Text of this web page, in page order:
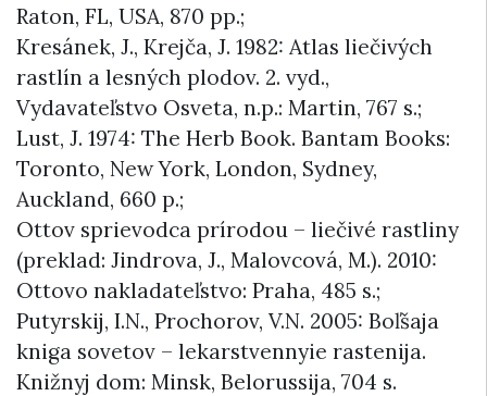
Raton, FL, USA, 870 pp.;
Kresánek, J., Krejča, J. 1982: Atlas liečivých
rastlín a lesných plodov. 2. vyd.,
Vydavateľstvo Osveta, n.p.: Martin, 767 s.;
Lust, J. 1974: The Herb Book. Bantam Books:
Toronto, New York, London, Sydney,
Auckland, 660 p.;
Ottov sprievodca prírodou – liečivé rastliny
(preklad: Jindrova, J., Malovcová, M.). 2010:
Ottovo nakladateľstvo: Praha, 485 s.;
Putyrskij, I.N., Prochorov, V.N. 2005: Boľšaja
kniga sovetov – lekarstvennyie rastenija.
Knižnyj dom: Minsk, Belorussija, 704 s.